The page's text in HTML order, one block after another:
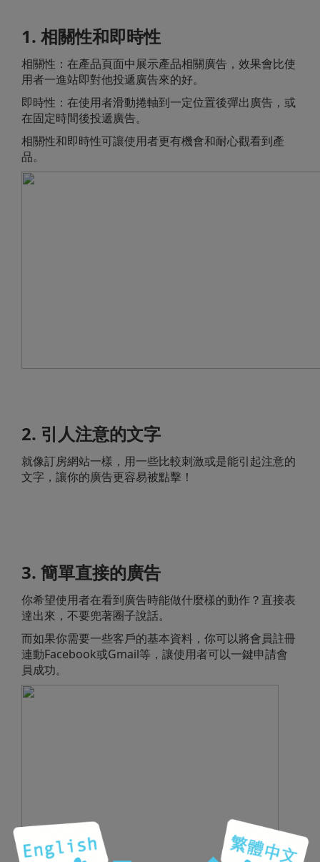
1. 相關性和即時性
相關性：在產品頁面中展示產品相關廣告，效果會比使
用者一進站即對他投遞廣告來的好。
即時性：在使用者滑動捲軸到一定位置後彈出廣告，或
在固定時間後投遞廣告。
相關性和即時性可讓使用者更有機會和耐心觀看到產
品。
2. 引人注意的文字
就像訂房網站一樣，用一些比較刺激或是能引起注意的
文字，讓你的廣告更容易被點擊！
3. 簡單直接的廣告
你希望使用者在看到廣告時能做什麼樣的動作？直接表
達出來，不要兜著圈子說話。
而如果你需要一些客戶的基本資料，你可以將會員註冊
連動Facebook或Gmail等，讓使用者可以一鍵申請會
員成功。